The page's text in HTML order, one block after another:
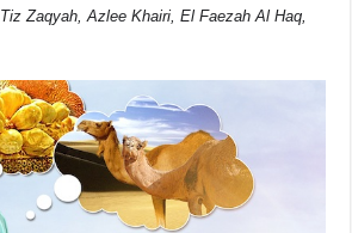
Zaqyah, Azlee Khairi, El Faezah Al Haq,